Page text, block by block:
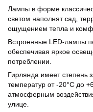
Лампы в форме
светом наполнят сад,
ощущением тепла и
Встроенные LED-лампы
обеспечивая яркое
потреблении.
Гирлянда имеет степень
температур от -20°C до
атмосферным
улице.